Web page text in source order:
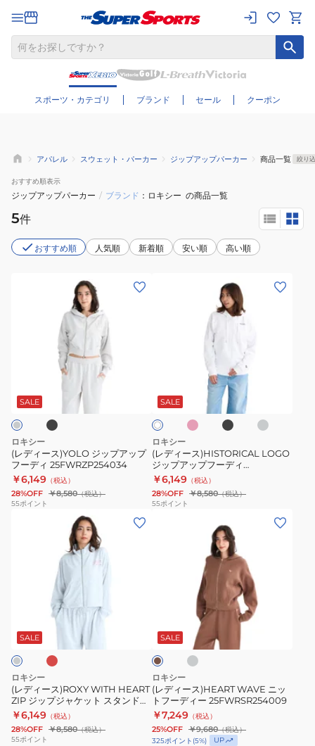
スポーツ・カテゴリ ブランド セール クーポン
さらに絞り込む
アパレル スウェット・パーカー ジップアップパーカー 商品一覧 絞り
おすすめ順表示
ジップアップパーカー / ブランド ロキシー の商品一覧
5件
おすすめ順 人気順 新着順 安い順 高い順
プ
ア
ッ
プ
フ
ー
デ
25FWRZP254034
SALE
ロキシー
(レディース)YOLO ジップアップ
フーディ 25FWRZP254034
￥6,149 （税込）
28%OFF ￥8,580（税込）
55ポイント
ス)HISTORICAL
ッ
プ
ア
ッ
プ
フ
ー
25FWRZP254027
SALE
ホ
イ
ト
ッ
ラ
ト
グ
レ
ー
ロキシー
(レディース)HISTORICAL LOGO
ジップアップフーディ
25FWRZP254027
￥6,149 （税込）
28%OFF ￥8,580（税込）
55ポイント
ZIP
ジ
ッ
プ
ジ
ャ
ケ
SALE
ロキシー
(レディース)ROXY WITH HEART
ZIP ジップジャケット スタンドカ
ラー 丈短め 26SP RZP261074
￥6,149 （税込）
28%OFF ￥8,580（税込）
55ポイント
ッ
ト
フ
ー
デ
ィ
ー
SALE
モ
カ
チ
ャ ー
レ
ー
ロキシー
(レディース)HEART WAVE ニッ
トフーディー 25FWRSR254009
￥7,249 （税込）
25%OFF ￥9,680（税込）
325ポイント (5%) UP